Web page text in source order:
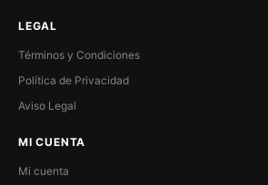
LEGAL
Términos y Condiciones
Política de Privacidad
Aviso Legal
MI CUENTA
Mi cuenta